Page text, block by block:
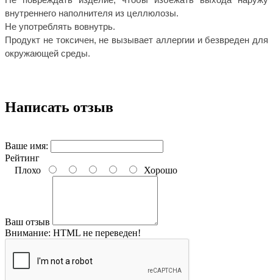
внутреннего наполнителя из целлюлозы.
Не употреблять вовнутрь.
Продукт не токсичен, не вызывает аллергии и безвреден для
окружающей среды.
Написать отзыв
Ваше имя:
Рейтинг
Плохо
Хорошо
Ваш отзыв
Внимание: HTML не переведен!